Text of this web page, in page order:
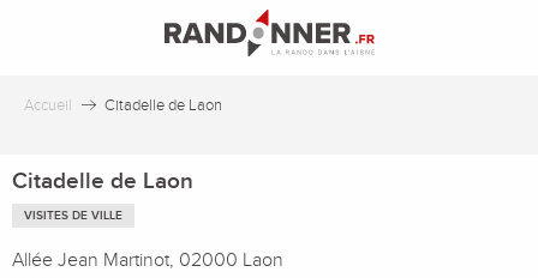
principal
Accueil Citadelle de Laon
Citadelle de Laon
VISITES DE VILLE
Allée Jean Martinot, 02000 Laon